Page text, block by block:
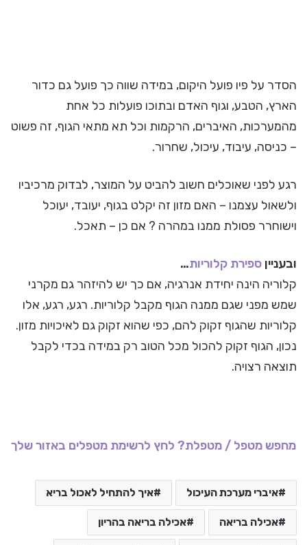
הסדר על פיו פועל היקום, במידה שווה כך פועל גם כדור
הארץ, הטבע, וגוף האדם ובתוכו פועלות כל אחת
מהמערכות, האיברים, הרקמות וכל תא מתאי הגוף, זה פשוט
– כניסה, עיבוד, עיכול, שחרור.
רגע לפני שאוכלים חשוב להביט על המוצר, לבדוק מרכיביו
ולשאול עצמנו – האם מזון זה יקלט בגוף, יעובד, יעוכל
וישוחרר פסולת ממנו במהרה ? אם כן – תאכל.
ובעניין ספירת קלוריות…
קלוריה הינה יחידת אנרגיה, אם כך יש להיזהר גם מקרני
שמש מפני שגם ממנה הגוף מקבל קלוריות. רגע, רגע, אלו
קלוריות שהגוף זקוק להם, כפי שהוא זקוק גם לאיכויות מזון.
נכון, הגוף זקוק להכול מכל הטוב רק במידה בכדי לקבל
תוצאה רצויה.
מחפש מטפל / מטפלת? לחץ לרשימת מטפלים באזור שלך
איברי מערכת העיכול איך להתחיל לאכול בריא
אכילה בריאה אכילה בריאה בהריון